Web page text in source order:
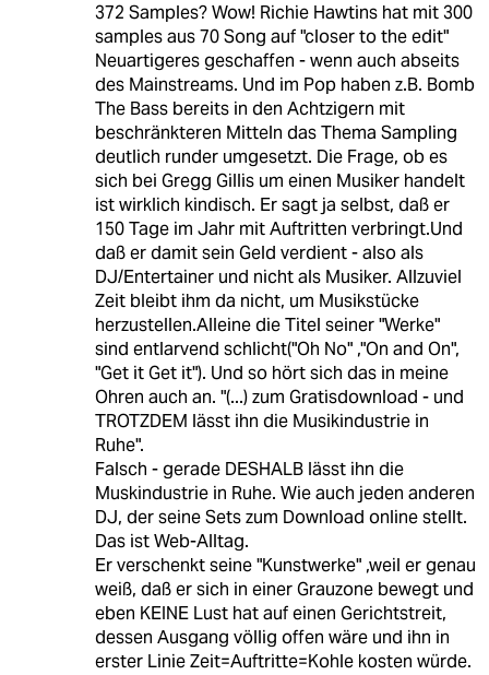
372 Samples? Wow! Richie Hawtins hat mit 300
samples aus 70 Song auf "closer to the edit"
Neuartigeres geschaffen - wenn auch abseits
des Mainstreams. Und im Pop haben z.B. Bomb
The Bass bereits in den Achtzigern mit
beschränkteren Mitteln das Thema Sampling
deutlich runder umgesetzt. Die Frage, ob es
sich bei Gregg Gillis um einen Musiker handelt
ist wirklich kindisch. Er sagt ja selbst, daß er
150 Tage im Jahr mit Auftritten verbringt.Und
daß er damit sein Geld verdient - also als
DJ/Entertainer und nicht als Musiker. Allzuviel
Zeit bleibt ihm da nicht, um Musikstücke
herzustellen.Alleine die Titel seiner "Werke"
sind entlarvend schlicht("Oh No" ,"On and On",
"Get it Get it"). Und so hört sich das in meine
Ohren auch an. "(...) zum Gratisdownload - und
TROTZDEM lässt ihn die Musikindustrie in
Ruhe".
Falsch - gerade DESHALB lässt ihn die
Muskindustrie in Ruhe. Wie auch jeden anderen
DJ, der seine Sets zum Download online stellt.
Das ist Web-Alltag.
Er verschenkt seine "Kunstwerke" ,weil er genau
weiß, daß er sich in einer Grauzone bewegt und
eben KEINE Lust hat auf einen Gerichtstreit,
dessen Ausgang völlig offen wäre und ihn in
erster Linie Zeit=Auftritte=Kohle kosten würde.